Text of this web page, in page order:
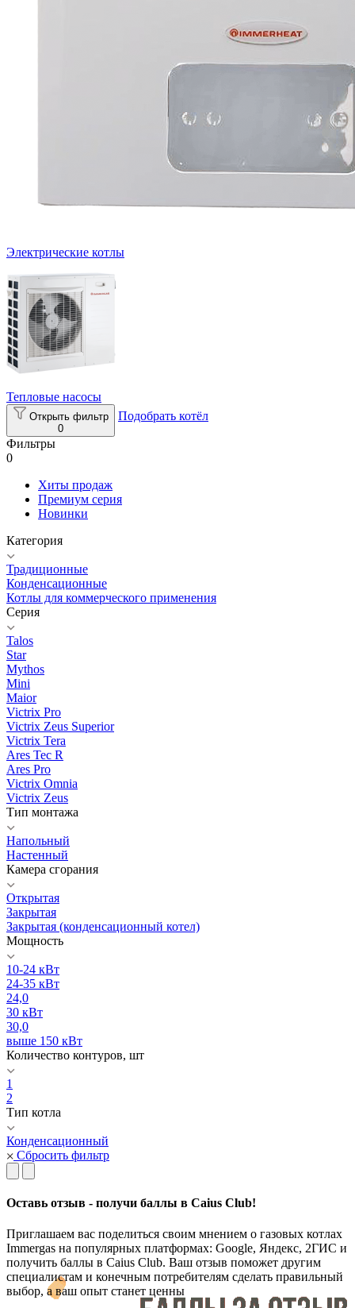
Электрические котлы
Тепловые насосы
Открыть фильтр
0
Подобрать котёл
Фильтры
0
Хиты продаж
Премиум серия
Новинки
Категория
Традиционные
Конденсационные
Котлы для коммерческого применения
Серия
Talos
Star
Mythos
Mini
Maior
Victrix Pro
Victrix Zeus Superior
Victrix Tera
Ares Tec R
Ares Pro
Victrix Omnia
Victrix Zeus
Тип монтажа
Напольный
Настенный
Камера сгорания
Открытая
Закрытая
Закрытая (конденсационный котел)
Мощность
10-24 кВт
24-35 кВт
24,0
30 кВт
30,0
выше 150 кВт
Количество контуров, шт
1
2
Тип котла
Конденсационный
Сбросить фильтр
Оставь отзыв - получи баллы в Caius Club!
Приглашаем вас поделиться своим мнением о газовых котлах
Immergas на популярных платформах: Google, Яндекс, 2ГИС и
получить баллы в Caius Club. Ваш отзыв поможет другим
специалистам и конечным потребителям сделать правильный
выбор, а ваш опыт станет ценны